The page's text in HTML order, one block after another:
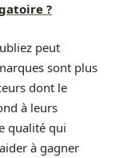
?
peut
sont plus
dont le
à leurs
qualité qui
à gagner